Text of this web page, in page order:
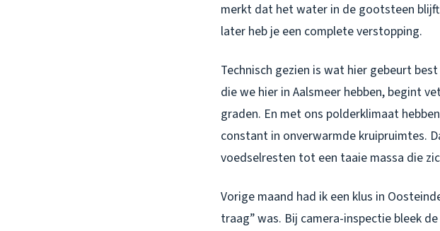
merkt dat het water in de gootsteen blijft
later heb je een complete verstopping.
Technisch gezien is wat hier gebeurt
die we hier in Aalsmeer hebben, begint
graden. En met ons polderklimaat
constant in onverwarmde kruipruimtes.
voedselresten tot een taaie massa die
Vorige maand had ik een klus in
traag” was. Bij camera-inspectie bleek